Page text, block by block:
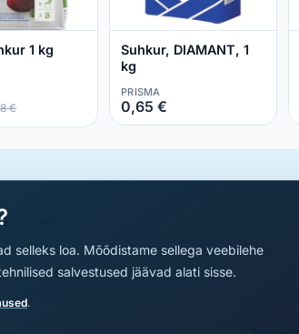
1 kg
€
Suhkur, DIAMANT, 1
kg
PRISMA
0,65 €
selleks loa. Mõõdistame sellega veebilehe
salvestused jäävad alati sisse.
.